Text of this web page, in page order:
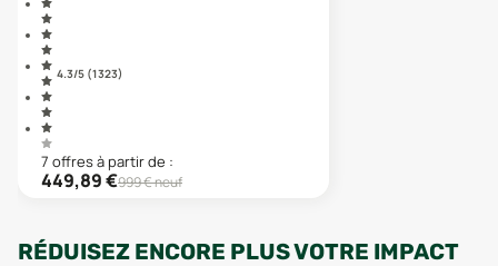
4.3/5 (1 323)
7 offresà partir de :
449,89€999€ neuf
RÉDUISEZ ENCORE PLUS VOTRE IMPACT